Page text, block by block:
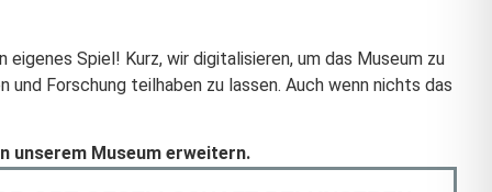
Spiel! Kurz, wir digitalisieren, um das Museum zu
Forschung teilhaben zu lassen. Auch wenn nichts das
unserem Museum erweitern.